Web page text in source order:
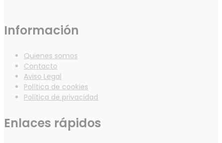
Información
Quienes somos
Contacto
Aviso Legal
Política de cookies
Política de privacidad
Enlaces rápidos